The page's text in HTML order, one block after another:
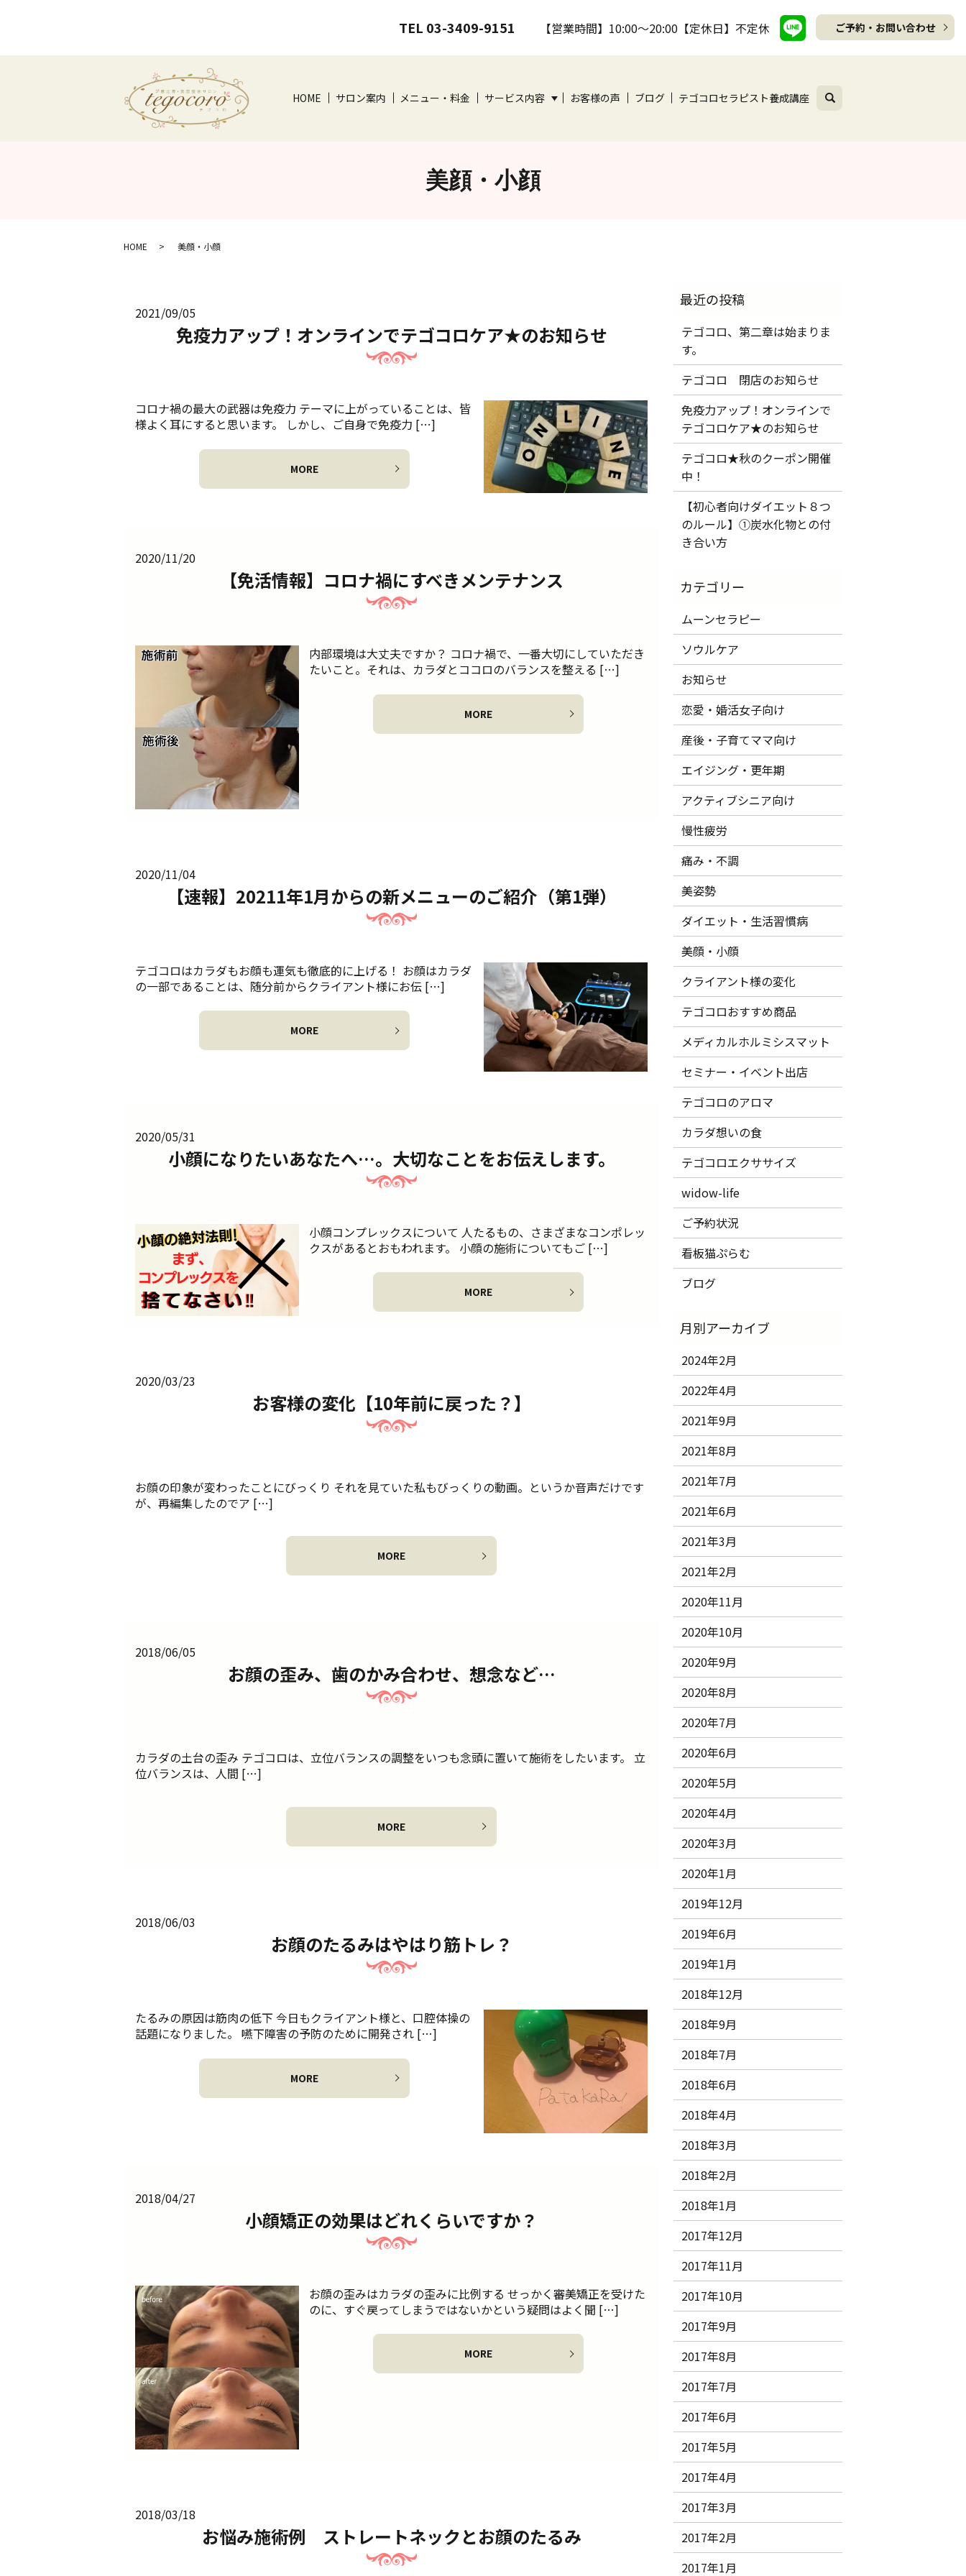
TEL 03-3409-9151 【営業時間】10:00～20:00【定休日】不定休 ご予約・お問い合わせ
HOME サロン案内 メニュー・料金 サービス内容 お客様の声 ブログ テゴコロセラピスト養成講座
美顔・小顔
HOME 美顔・小顔
2021/09/05
免疫力アップ！オンラインでテゴコロケア★のお知らせ
コロナ禍の最大の武器は免疫力 テーマに上がっていることは、皆
様よく耳にすると思います。 しかし、ご自身で免疫力 […]
MORE
2020/11/20
【免活情報】コロナ禍にすべきメンテナンス
内部環境は大丈夫ですか？ コロナ禍で、一番大切にしていただき
たいこと。それは、カラダとココロのバランスを整える […]
MORE
2020/11/04
【速報】20211年1月からの新メニューのご紹介（第1弾）
テゴコロはカラダもお顔も運気も徹底的に上げる！ お顔はカラダ
の一部であることは、随分前からクライアント様にお伝 […]
MORE
2020/05/31
小顔になりたいあなたへ…。大切なことをお伝えします。
小顔コンプレックスについて 人たるもの、さまざまなコンポレッ
クスがあるとおもわれます。 小顔の施術についてもご […]
MORE
2020/03/23
お客様の変化【10年前に戻った？】
お顔の印象が変わったことにびっくり それを見ていた私もびっくりの動画。というか音声だけです
が、再編集したのでア […]
MORE
2018/06/05
お顔の歪み、歯のかみ合わせ、想念など…
カラダの土台の歪み テゴコロは、立位バランスの調整をいつも念頭に置いて施術をしたいます。 立
位バランスは、人間 […]
MORE
2018/06/03
お顔のたるみはやはり筋トレ？
たるみの原因は筋肉の低下 今日もクライアント様と、口腔体操の
話題になりました。 嚥下障害の予防のために開発され […]
MORE
2018/04/27
小顔矯正の効果はどれくらいですか？
お顔の歪みはカラダの歪みに比例する せっかく審美矯正を受けた
のに、すぐ戻ってしまうではないかという疑問はよく聞 […]
MORE
2018/03/18
お悩み施術例 ストレートネックとお顔のたるみ
テゴコロ、第二章は始まりま
す。
テゴコロ 閉店のお知らせ
免疫力アップ！オンラインで
テゴコロケア★のお知らせ
テゴコロ★秋のクーポン開催
中！
【初心者向けダイエット８つ
のルール】①炭水化物との付
き合い方
ムーンセラピー
ソウルケア
お知らせ
恋愛・婚活女子向け
産後・子育てママ向け
エイジング・更年期
アクティブシニア向け
慢性疲労
痛み・不調
美姿勢
ダイエット・生活習慣病
美顔・小顔
クライアント様の変化
テゴコロおすすめ商品
メディカルホルミシスマット
セミナー・イベント出店
テゴコロのアロマ
カラダ想いの食
テゴコロエクササイズ
widow-life
ご予約状況
看板猫ぷらむ
ブログ
2024年2月
2022年4月
2021年9月
2021年8月
2021年7月
2021年6月
2021年3月
2021年2月
2020年11月
2020年10月
2020年9月
2020年8月
2020年7月
2020年6月
2020年5月
2020年4月
2020年3月
2020年1月
2019年12月
2019年6月
2019年1月
2018年12月
2018年9月
2018年7月
2018年6月
2018年4月
2018年3月
2018年2月
2018年1月
2017年12月
2017年11月
2017年10月
2017年9月
2017年8月
2017年7月
2017年6月
2017年5月
2017年4月
2017年3月
2017年2月
2017年1月